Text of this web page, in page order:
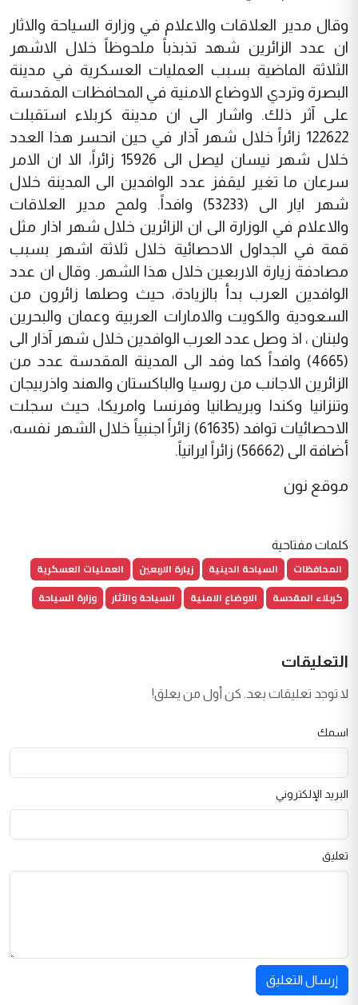
وقال مدير العلاقات والاعلام في وزارة السياحة والاثار
ان عدد الزائرين شهد تذبذباً ملحوظاً خلال الاشهر
الثلاثة الماضية بسبب العمليات العسكرية في مدينة
البصرة وتردي الاوضاع الامنية في المحافظات المقدسة
على آثر ذلك. واشار الى ان مدينة كربلاء استقبلت
122622 زائراً خلال شهر آذار في حين انحسر هذا العدد
خلال شهر نيسان ليصل الى 15926 زائراً، الا ان الامر
سرعان ما تغير ليقفز عدد الوافدين الى المدينة خلال
شهر ايار الى (53233) وافداً. ولمح مدير العلاقات
والاعلام في الوزارة الى ان الزائرين خلال شهر اذار مثل
قمة في الجداول الاحصائية خلال ثلاثة اشهر بسبب
مصادفة زيارة الاربعين خلال هذا الشهر. وقال ان عدد
الوافدين العرب بدأ بالزيادة، حيث وصلها زائرون من
السعودية والكويت والامارات العربية وعمان والبحرين
ولبنان ، اذ وصل عدد العرب الوافدين خلال شهر آذار الى
(4665) وافداً كما وفد الى المدينة المقدسة عدد من
الزائرين الاجانب من روسيا والباكستان والهند واذربيجان
وتنزانيا وكندا وبريطانيا وفرنسا وامريكا، حيث سجلت
الاحصائيات توافد (61635) زائراً اجنبياً خلال الشهر نفسه،
أضافة الى (56662) زائراً ايرانياً.
موقع نون
كلمات مفتاحية
المحافظات السياحة الدينية زيارة الاربعين
العمليات العسكرية
كربلاء المقدسة
الاوضاع الامنية السياحة والآثار وزارة السياحة
التعليقات
لا توجد تعليقات بعد. كن أول من يعلق!
اسمك
البريد الإلكتروني
تعليق
إرسال التعليق